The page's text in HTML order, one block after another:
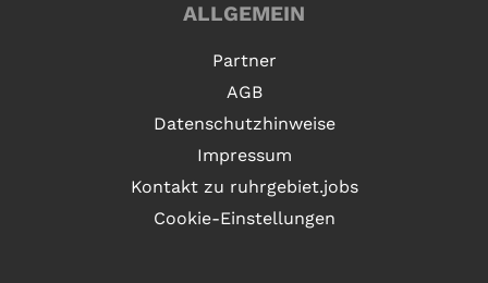
ALLGEMEIN
Partner
AGB
Datenschutzhinweise
Impressum
Kontakt zu ruhrgebiet.jobs
Cookie-Einstellungen